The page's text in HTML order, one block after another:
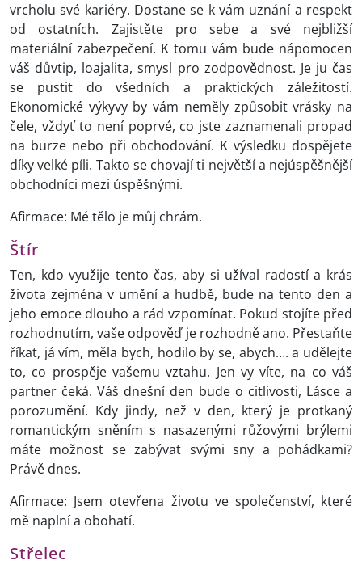
vrcholu své kariéry. Dostane se k vám uznání a respekt
od ostatních. Zajistěte pro sebe a své nejbližší
materiální zabezpečení. K tomu vám bude nápomocen
váš důvtip, loajalita, smysl pro zodpovědnost. Je ju čas
se pustit do všedních a praktických záležitostí.
Ekonomické výkyvy by vám neměly způsobit vrásky na
čele, vždyť to není poprvé, co jste zaznamenali propad
na burze nebo při obchodování. K výsledku dospějete
díky velké píli. Takto se chovají ti největší a nejúspěšnější
obchodníci mezi úspěšnými.
Afirmace: Mé tělo je můj chrám.
Štír
Ten, kdo využije tento čas, aby si užíval radostí a krás
života zejména v umění a hudbě, bude na tento den a
jeho emoce dlouho a rád vzpomínat. Pokud stojíte před
rozhodnutím, vaše odpověď je rozhodně ano. Přestaňte
říkat, já vím, měla bych, hodilo by se, abych…. a udělejte
to, co prospěje vašemu vztahu. Jen vy víte, na co váš
partner čeká. Váš dnešní den bude o citlivosti, Lásce a
porozumění. Kdy jindy, než v den, který je protkaný
romantickým sněním s nasazenými růžovými brýlemi
máte možnost se zabývat svými sny a pohádkami?
Právě dnes.
Afirmace: Jsem otevřena životu ve společenství, které
mě naplní a obohatí.
Střelec